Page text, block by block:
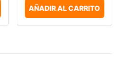
AÑADIR AL CARRITO